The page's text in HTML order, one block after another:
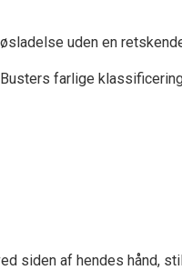
uden en
farlige
siden af hendes hånd,